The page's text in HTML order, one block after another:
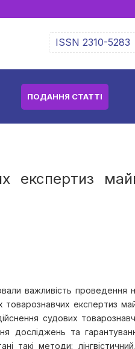
ISSN 2310-5283
ПОДАННЯ СТАТТІ
експертиз
важливість проведення
експертиз
судових
та
такі методи: